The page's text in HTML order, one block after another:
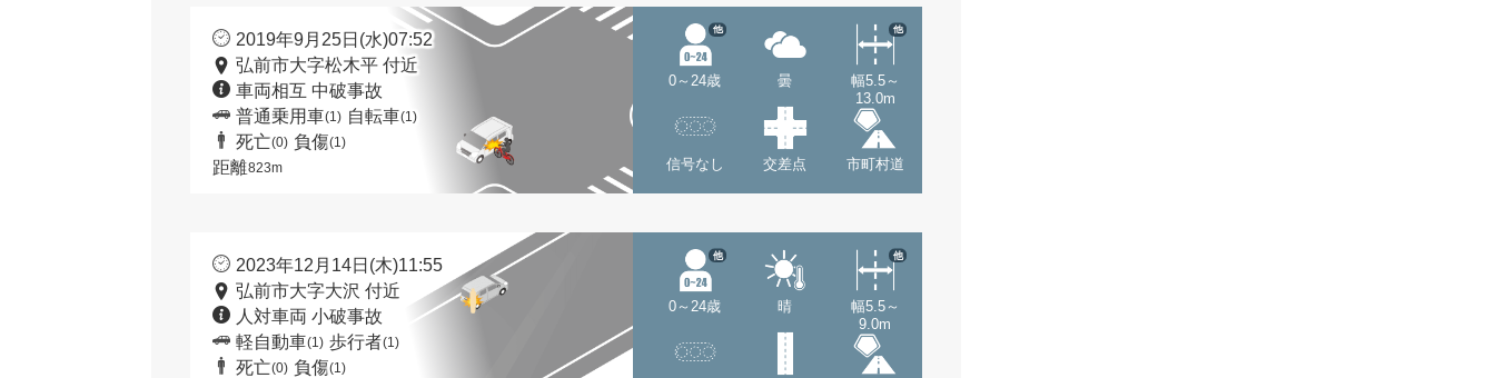
2019年9月25日(水)07:52
弘前市大字松木平 付近
車両相互 中破事故
普通乗用車(1) 自転車(1)
死亡(0) 負傷(1)
距離823m
0～24歳
他
曇
幅5.5～
13.0m
他
信号なし 交差点 市町村道
2023年12月14日(木)11:55
弘前市大字大沢 付近
人対車両 小破事故
軽自動車(1) 歩行者(1)
死亡(0) 負傷(1)
0～24歳
他
晴
幅5.5～
9.0m
他